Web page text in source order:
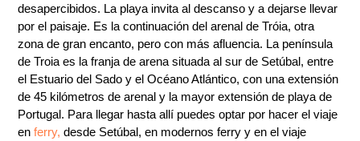
desapercibidos. La playa invita al descanso y a dejarse llevar
por el paisaje. Es la continuación del arenal de Tróia, otra
zona de gran encanto, pero con más afluencia. La península
de Troia es la franja de arena situada al sur de Setúbal, entre
el Estuario del Sado y el Océano Atlántico, con una extensión
de 45 kilómetros de arenal y la mayor extensión de playa de
Portugal. Para llegar hasta allí puedes optar por hacer el viaje
enferry, desde Setúbal, en modernos ferry y en el viaje